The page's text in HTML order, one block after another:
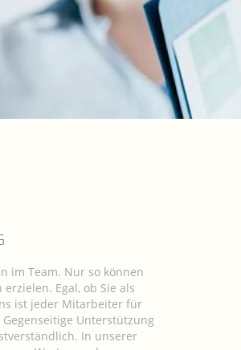
im Team. Nur so können
Egal, ob Sie als
ist jeder Mitarbeiter für
Unterstützung
In unserer